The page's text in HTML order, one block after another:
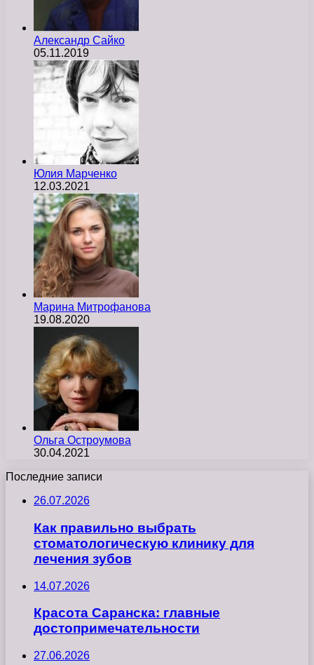
Александр Сайко
05.11.2019
Юлия Марченко
12.03.2021
Марина Митрофанова
19.08.2020
Ольга Остроумова
30.04.2021
Последние записи
26.07.2026
Как правильно выбрать
стоматологическую клинику для
лечения зубов
14.07.2026
Красота Саранска: главные
достопримечательности
27.06.2026